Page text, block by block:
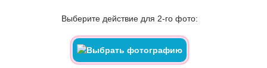
Выберите действие для 2-го фото: